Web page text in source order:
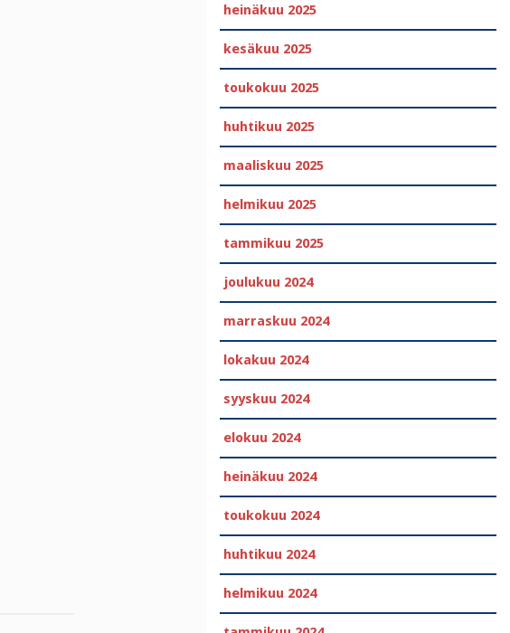
heinäkuu 2025
kesäkuu 2025
toukokuu 2025
huhtikuu 2025
maaliskuu 2025
helmikuu 2025
tammikuu 2025
joulukuu 2024
marraskuu 2024
lokakuu 2024
syyskuu 2024
elokuu 2024
heinäkuu 2024
toukokuu 2024
huhtikuu 2024
helmikuu 2024